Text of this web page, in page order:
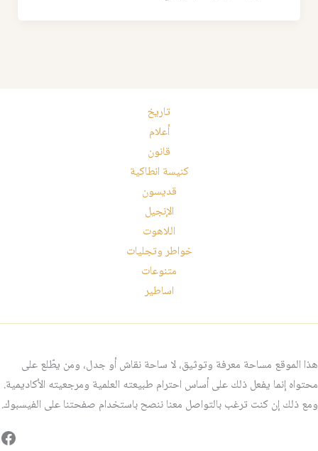
تاريخ
أعلام
قانون
كنيسة انطاكية
قديسون
الإنجيل
اللاهوت
خواطر وتجليات
متنوعات
اساطير
هذا الموقع مساحة معرفة وتوثيق، لا ساحة نقاش أو جدل، ومن يطّلع على
محتواه إنما يفعل ذلك على أساس احترام طبيعته العلمية ومرجعيته الأكاديمية.
ومع ذلك إن كنت ترغب بالتواصل معنا ننصح باستخدام صفحتنا على الفيسبوك.